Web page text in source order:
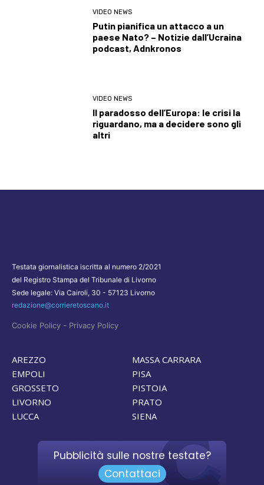
VIDEO NEWS
Putin pianifica un attacco a un
paese Nato? – Notizie dall’Ucraina
podcast, Adnkronos
VIDEO NEWS
Il paradosso dell’Europa: le crisi la
riguardano, ma a decidere sono gli
altri
Testata giornalistica iscritta al numero 2/2021
del Registro Stampa del Tribunale di Livorno
Sede legale: Via Cairoli, 30 - 57123 Livorno
redazione@corrieretoscano.it
Cookie Policy - Privacy Policy
AREZZO
EMPOLI
GROSSETO
LIVORNO
LUCCA
MASSA CARRARA
PISA
PISTOIA
PRATO
SIENA
Pubblicità sulle nostre testate?
Contattaci